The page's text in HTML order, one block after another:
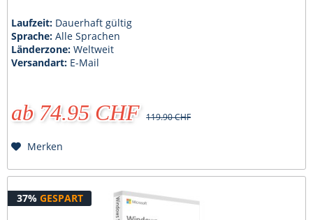
Laufzeit: Dauerhaft gültig
Sprache:Alle Sprachen
Länderzone:Weltweit
Versandart: E-Mail
ab 74.95 CHF 119.90 CHF
Merken
37% GESPART